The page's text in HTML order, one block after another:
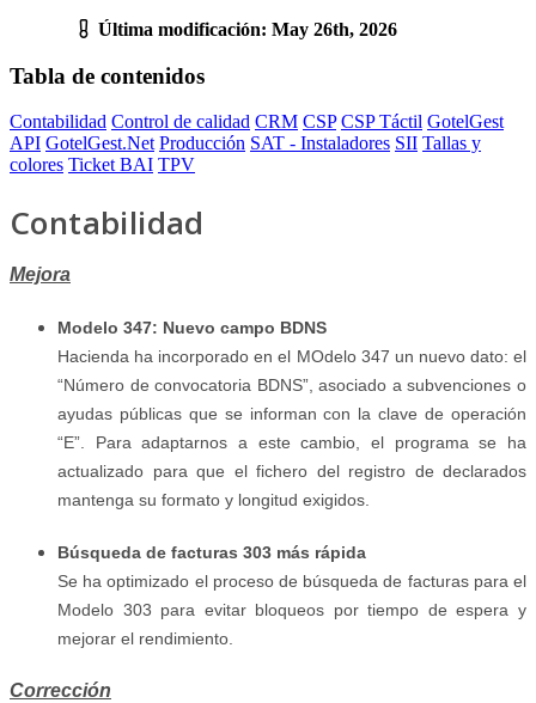
Última modificación: May 26th, 2026
Tabla de contenidos
Contabilidad Control de calidad CRM CSP CSP Táctil GotelGest
API GotelGest.Net Producción SAT - Instaladores SII Tallas y
colores Ticket BAI TPV
Contabilidad
Mejora
Modelo 347: Nuevo campo BDNS
Hacienda ha incorporado en el MOdelo 347 un nuevo dato: el
“Número de convocatoria BDNS”, asociado a subvenciones o
ayudas públicas que se informan con la clave de operación
“E”. Para adaptarnos a este cambio, el programa se ha
actualizado para que el fichero del registro de declarados
mantenga su formato y longitud exigidos.
Búsqueda de facturas 303 más rápida
Se ha optimizado el proceso de búsqueda de facturas para el
Modelo 303 para evitar bloqueos por tiempo de espera y
mejorar el rendimiento.
Corrección